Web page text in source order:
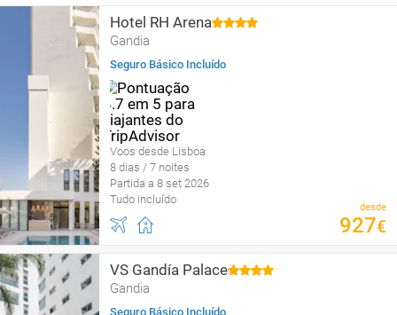
Hotel RH Arena
Gandia
Seguro Básico Incluído
Voos desde Lisboa
8 dias / 7 noites
Partida a 8 set 2026
Tudo incluído
desde
927€
VS Gandía Palace
Gandia
Seguro Básico Incluído